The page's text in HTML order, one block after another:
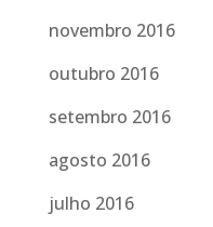
novembro 2016
outubro 2016
setembro 2016
agosto 2016
julho 2016